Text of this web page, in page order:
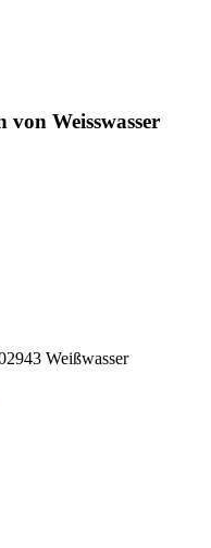
Weisswasser
Weißwasser